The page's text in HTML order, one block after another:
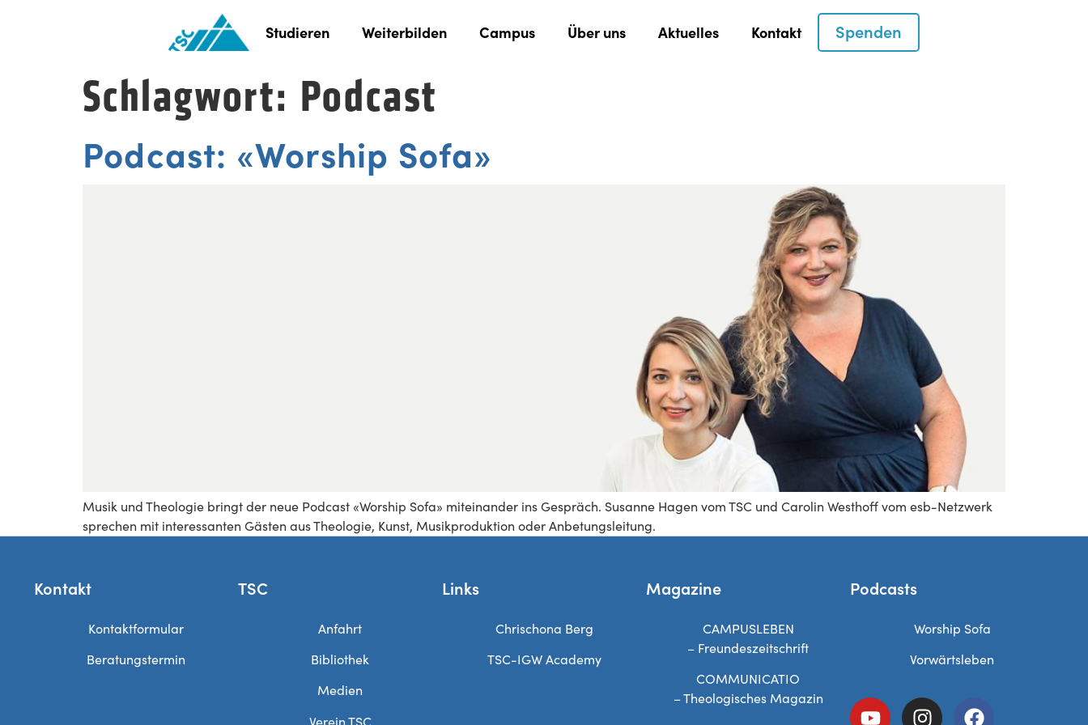
Studieren Weiterbilden Campus Über uns Aktuelles Kontakt Spenden
Schlagwort: Podcast
Podcast: «Worship Sofa»
Musik und Theologie bringt der neue Podcast «Worship Sofa» miteinander ins Gespräch. Susanne Hagen vom TSC und Carolin Westhoff vom esb-Netzwerk
sprechen mit interessanten Gästen aus Theologie, Kunst, Musikproduktion oder Anbetungsleitung.
Kontakt
Kontaktformular
Beratungstermin
TSC
Anfahrt
Bibliothek
Medien
Verein TSC
Links
Chrischona Berg
TSC-IGW Academy
Magazine
CAMPUSLEBEN
– Freundeszeitschrift
COMMUNICATIO
– Theologisches Magazin
Podcasts
Worship Sofa
Vorwärtsleben